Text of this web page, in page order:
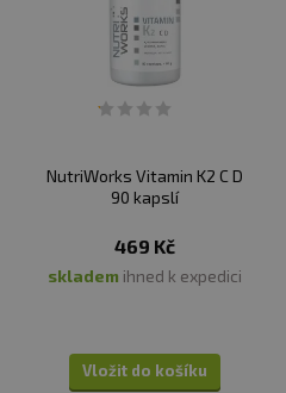
NutriWorks Vitamin K2 C D
90 kapslí
469 Kč
skladem ihned k expedici
Vložit do košíku